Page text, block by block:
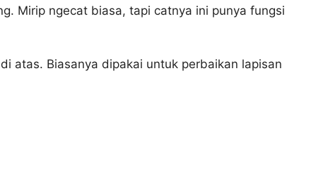
Mirip ngecat biasa, tapi catnya ini punya fungsi
atas. Biasanya dipakai untuk perbaikan lapisan